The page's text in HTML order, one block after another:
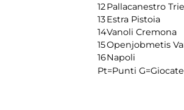
12Pallacanestro
13Estra Pistoia
14Vanoli Cremona
15Openjobmetis
16Napoli
Pt=Punti G=Giocate